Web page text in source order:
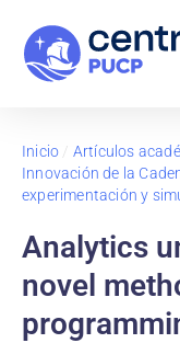
Inicio / Artículos
Innovación de la
experimentación y
Analytics
novel